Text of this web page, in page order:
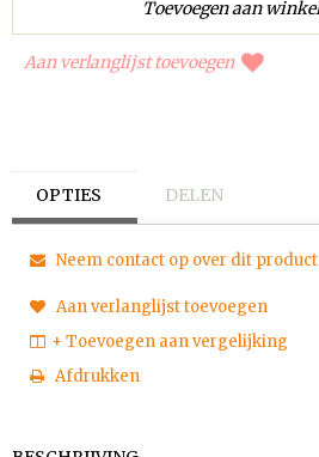
Aan verlanglijst toevoegen
OPTIES DELEN
Neem contact op over dit product
Aan verlanglijst toevoegen
+ Toevoegen aan vergelijking
Afdrukken